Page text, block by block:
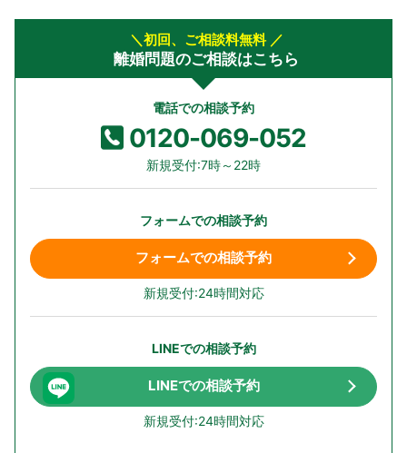
＼初回、ご相談料無料 ／
離婚問題のご相談はこちら
電話での相談予約
0120-069-052
新規受付:7時～22時
フォームでの相談予約
フォームでの相談予約
新規受付:24時間対応
LINEでの相談予約
LINEでの相談予約
新規受付:24時間対応